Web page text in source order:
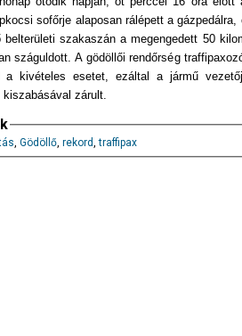
sofőrje alaposan rálépett a
belterületi szakaszán a megengedett 50
száguldott. A gödöllői rendőrség
a kivételes esetet, ezáltal a jármű
kiszabásával zárult.
, Gödöllő, rekord,traffipax